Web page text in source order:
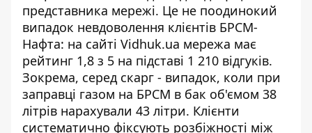
представника мережі. Це не поодинокий
випадок невдоволення клієнтів БРСМ-
Нафта: на сайті Vidhuk.ua мережа має
рейтинг 1,8 з 5 на підставі 1 210 відгуків.
Зокрема, серед скарг - випадок, коли при
заправці газом на БРСМ в бак об'ємом 38
літрів нарахували 43 літри. Клієнти
систематично фіксують розбіжності між